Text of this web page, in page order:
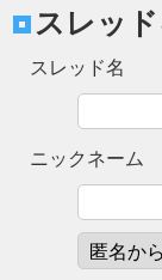
スレッ
スレッド名
ニックネーム